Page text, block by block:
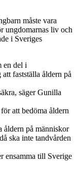
måste vara
ungdomarnas liv och
i Sveriges
en del i
fastställa åldern på
säger Gunilla
att bedöma åldern
åldern på människor
ska inte tandvården
ensamma till Sverige